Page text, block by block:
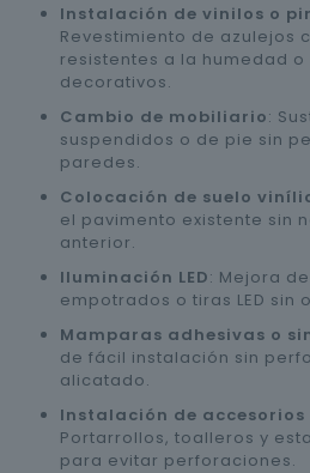
Instalación de vinilos o
Revestimiento de azulejos
resistentes a la humedad o
decorativos.
Cambio de mobiliario:
suspendidos o de pie sin
paredes.
Colocación de suelo
el pavimento existente sin
anterior.
Iluminación LED: Mejora
empotrados o tiras LED sin
Mamparas adhesivas o
de fácil instalación sin
alicatado.
Instalación de
Portarrollos, toalleros y
para evitar perforaciones.